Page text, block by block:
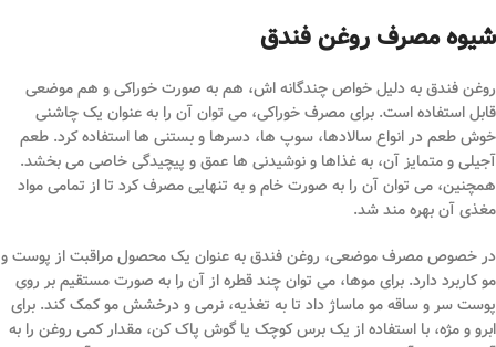
شیوه مصرف روغن فندق
روغن فندق به دلیل خواص چندگانه اش، هم به صورت خوراکی و هم موضعی
قابل استفاده است. برای مصرف خوراکی، می توان آن را به عنوان یک چاشنی
خوش طعم در انواع سالادها، سوپ ها، دسرها و بستنی ها استفاده کرد. طعم
آجیلی و متمایز آن، به غذاها و نوشیدنی ها عمق و پیچیدگی خاصی می بخشد.
همچنین، می توان آن را به صورت خام و به تنهایی مصرف کرد تا از تمامی مواد
مغذی آن بهره مند شد.
در خصوص مصرف موضعی، روغن فندق به عنوان یک محصول مراقبت از پوست و
مو کاربرد دارد. برای موها، می توان چند قطره از آن را به صورت مستقیم بر روی
پوست سر و ساقه مو ماساژ داد تا به تغذیه، نرمی و درخشش مو کمک کند. برای
ابرو و مژه، با استفاده از یک برس کوچک یا گوش پاک کن، مقدار کمی روغن را به